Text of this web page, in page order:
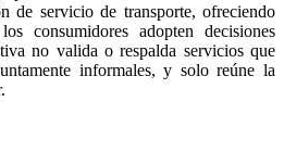
de servicio de transporte, ofreciendo
consumidores adopten decisiones
no valida o respalda servicios que
informales, y solo reúne la